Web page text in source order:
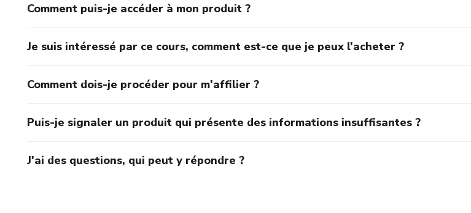
Comment puis-je accéder à mon produit ?
Je suis intéressé par ce cours, comment est-ce que je peux l'acheter ?
Comment dois-je procéder pour m'affilier ?
Puis-je signaler un produit qui présente des informations insuffisantes ?
J'ai des questions, qui peut y répondre ?